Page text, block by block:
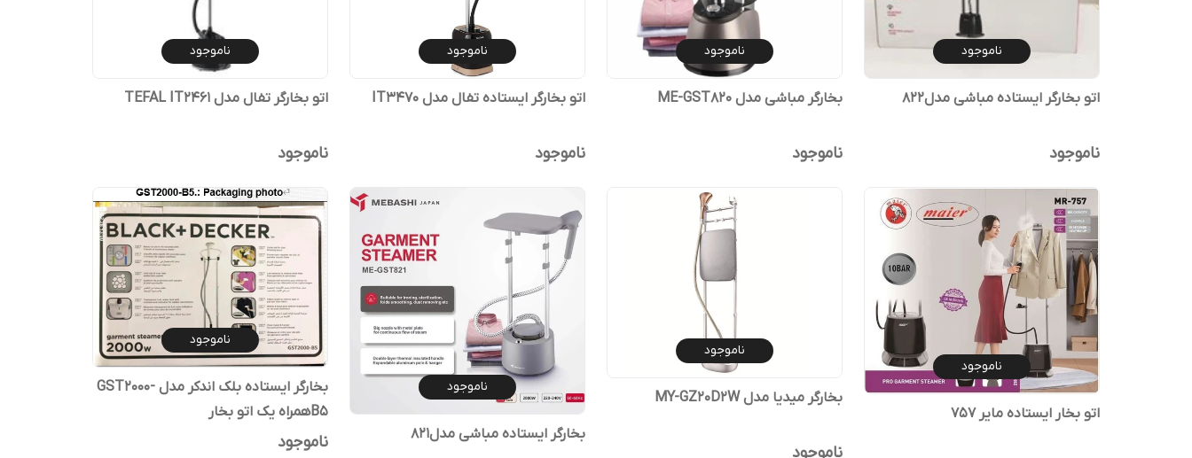
ناموجود
اتو بخارگر ایستاده مباشی مدل۸۲۲
ناموجود
ناموجود
بخارگر مباشی مدل ME-GST820
ناموجود
ناموجود
اتو بخارگر ایستاده تفال مدل IT3470
ناموجود
ناموجود
اتو بخارگر تفال مدل TEFAL IT2461
ناموجود
ناموجود
اتو بخار ایستاده مایر ۷۵۷
ناموجود
بخارگر میدیا مدل MY-GZ20D2W
ناموجود
ناموجود
بخارگر ایستاده مباشی مدل۸۲۱
ناموجود
بخارگر ایستاده بلک اندکر مدل GST2000-
B5همراه یک اتو بخار
ناموجود